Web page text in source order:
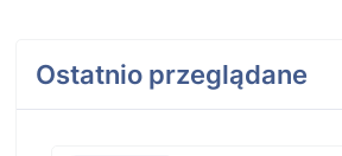
Ostatnio przeglądane